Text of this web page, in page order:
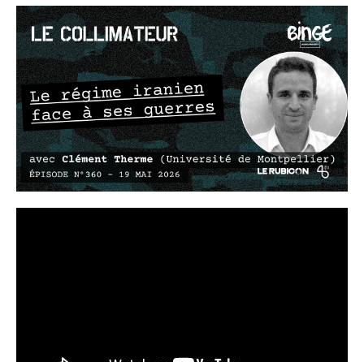
Image
principale
médiatique